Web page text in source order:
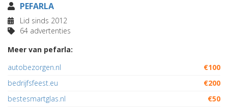
PEFARLA
Lid sinds 2012
64 advertenties
Meer van pefarla:
autobezorgen.nl
€100
bedrijfsfeest.eu
€200
bestesmartglas.nl
€50